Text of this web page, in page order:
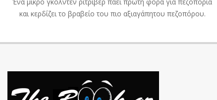
και κερδίζει το βραβείο του πιο αξιαγάπητου πεζοπόρου.